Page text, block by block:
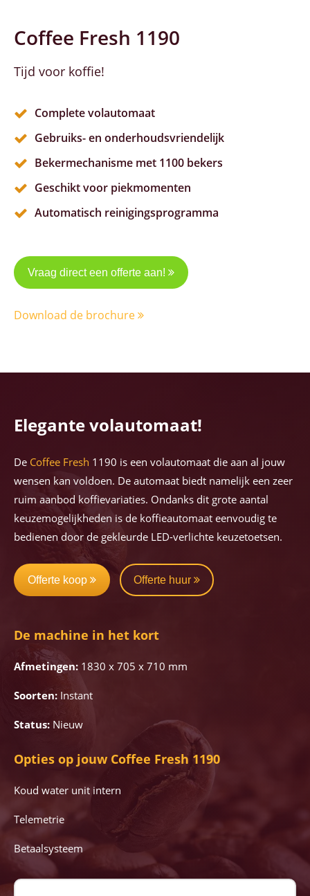
Coffee Fresh 1190
Tijd voor koffie!
Complete volautomaat
Gebruiks- en onderhoudsvriendelijk
Bekermechanisme met 1100 bekers
Geschikt voor piekmomenten
Automatisch reinigingsprogramma
Vraag direct een offerte aan!
Download de brochure
Elegante volautomaat!
De Coffee Fresh 1190 is een volautomaat die aan al jouw
wensen kan voldoen. De automaat biedt namelijk een zeer
ruim aanbod koffievariaties. Ondanks dit grote aantal
keuzemogelijkheden is de koffieautomaat eenvoudig te
bedienen door de gekleurde LED-verlichte keuzetoetsen.
Offerte koop Offerte huur
De machine in het kort
Afmetingen: 1830 x 705 x 710 mm
Soorten: Instant
Status: Nieuw
Opties op jouw Coffee Fresh 1190
Koud water unit intern
Telemetrie
Betaalsysteem